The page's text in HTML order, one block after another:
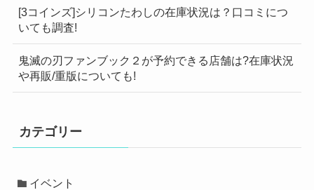
[3コインズ]シリコンたわしの在庫状況は？口コミにつ
いても調査!
鬼滅の刃ファンブック２が予約できる店舗は?在庫状況
や再販/重版についても!
カテゴリー
イベント